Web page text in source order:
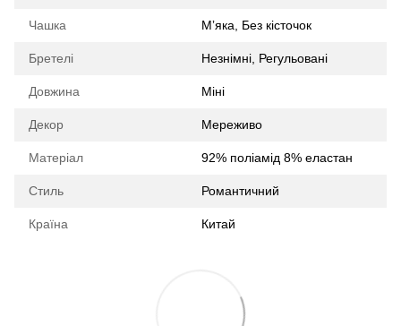
Чашка Мʼяка, Без кісточок
Бретелі Незнімні, Регульовані
Довжина Міні
Декор Мереживо
Матеріал 92% поліамід 8% еластан
Стиль Романтичний
Країна Китай